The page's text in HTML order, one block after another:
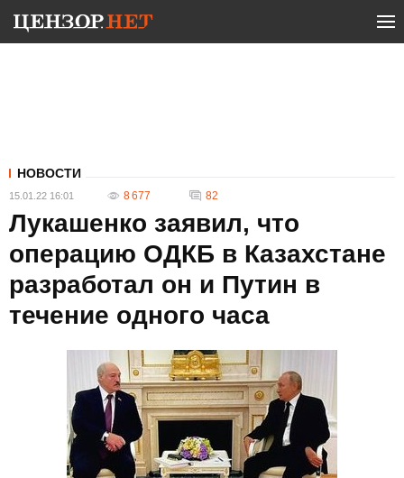
НОВОСТИ
15.01.22 16:01 8 677 82
Лукашенко заявил, что
операцию ОДКБ в Казахстане
разработал он и Путин в
течение одного часа